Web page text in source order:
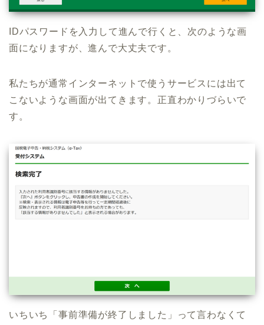
IDパスワードを入力して進んで行くと、次のような画
面になりますが、進んで大丈夫です。
私たちが通常インターネットで使うサービスには出て
こないような画面が出てきます。正直わかりづらいで
す。
いちいち「事前準備が終了しました」って言わなくて